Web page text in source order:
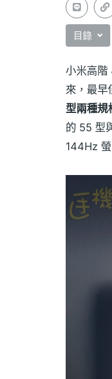
目錄
小米高階
來，最早
型兩種規
的 55 型
144Hz 螢